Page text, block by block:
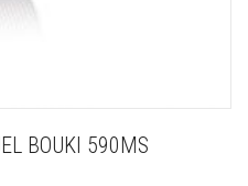
BOUKI 590MS